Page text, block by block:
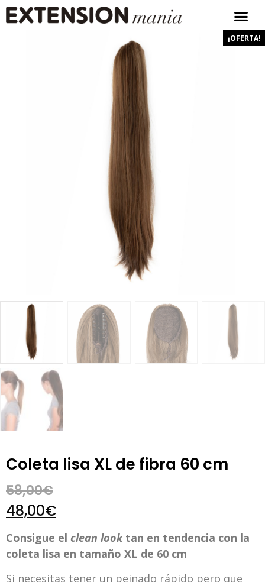
¡OFERTA!
Coleta lisa XL de fibra 60 cm
58,00€
48,00€
Consigue el clean looktan en tendencia con la
coleta lisa en tamaño XL de 60 cm
Si necesitas tener un peinado rápido pero que